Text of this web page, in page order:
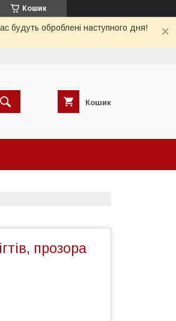
Кошик
будуть оброблені наступного дня!
Кошик
прозора